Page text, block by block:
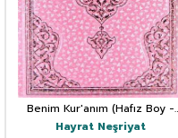
Benim Kur'anım (Hafız Boy -
Pembe)
Hayrat Neşriyat